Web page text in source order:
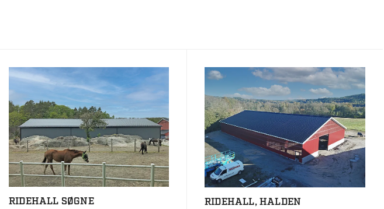
RIDEHALL SØGNE RIDEHALL, HALDEN